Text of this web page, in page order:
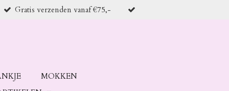
Gratis verzenden vanaf €75,-
MOKKEN